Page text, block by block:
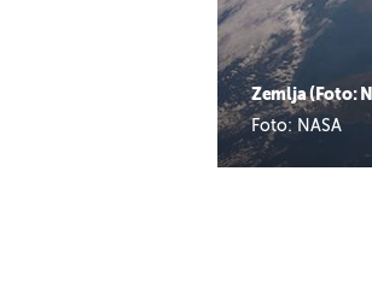
Zemlja (Foto:
Foto: NASA